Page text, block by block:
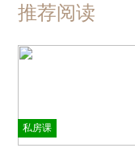
推荐阅读
私房课